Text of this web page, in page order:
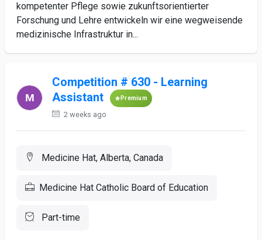
kompetenter Pflege sowie zukunftsorientierter
Forschung und Lehre entwickeln wir eine wegweisende
medizinische Infrastruktur in...
Competition # 630 - Learning
Assistant
Premium
2 weeks ago
Medicine Hat, Alberta, Canada
Medicine Hat Catholic Board of Education
Part-time